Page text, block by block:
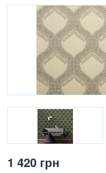
1 420 грн